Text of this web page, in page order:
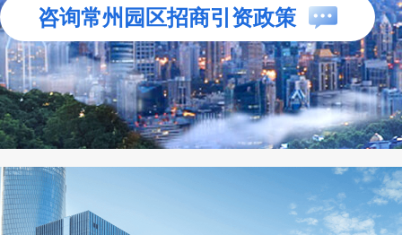
咨询常州园区招商引资政策